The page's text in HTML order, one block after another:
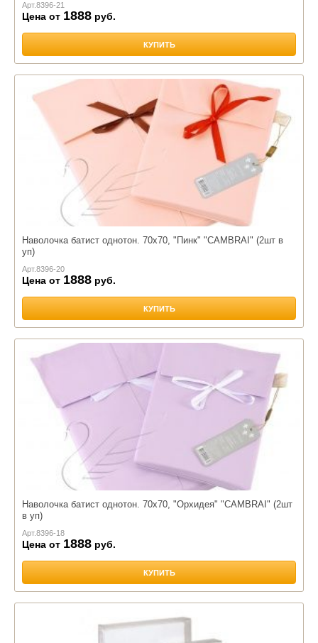
Арт.8396-21
Цена от 1888 руб.
КУПИТЬ
Наволочка батист однотон. 70х70, "Пинк" "CAMBRAI" (2шт в
уп)
Арт.8396-20
Цена от 1888 руб.
КУПИТЬ
Наволочка батист однотон. 70х70, "Орхидея" "CAMBRAI" (2шт
в уп)
Арт.8396-18
Цена от 1888 руб.
КУПИТЬ